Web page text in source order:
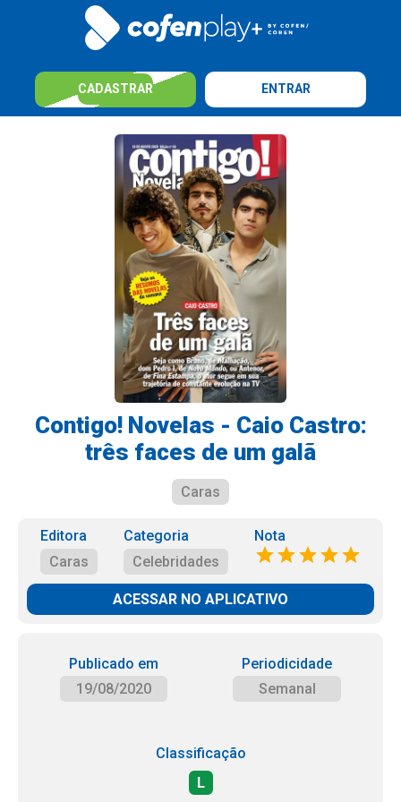
CADASTRAR ENTRAR
Contigo! Novelas - Caio Castro:
três faces de um galã
Caras
Editora
Caras
Categoria
Celebridades
Nota
ACESSAR NO APLICATIVO
Publicado em
19/08/2020
Periodicidade
Semanal
Classificação
L